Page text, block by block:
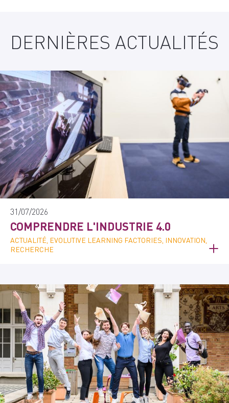
DERNIÈRES ACTUALITÉS
31/07/2026
COMPRENDRE L'INDUSTRIE 4.0
ACTUALITÉ, EVOLUTIVE LEARNING FACTORIES, INNOVATION,
RECHERCHE